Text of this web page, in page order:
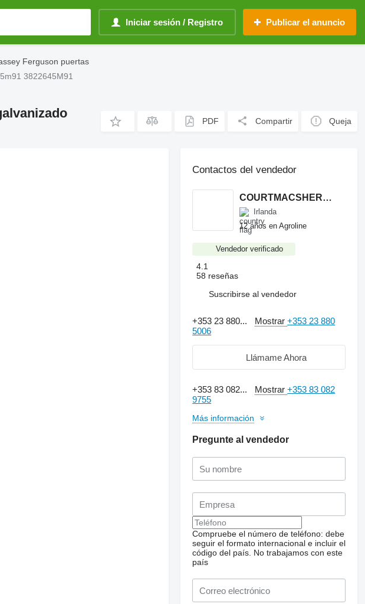
Iniciar sesión / Registro Publicar el anuncio
Ferguson puertas
3822645M91
PDF Compartir Queja
Contactos del vendedor
COURTMACSHERRY MACHINERY LTD
Irlanda
12 años en Agroline
Vendedor verificado
4.1
58 reseñas
Suscribirse al vendedor
+353 23 880... Mostrar+353 23 880
5006
Llámame Ahora
+353 83 082... Mostrar+353 83 082
9755
Más información
Pregunte al vendedor
Compruebe el número de teléfono: debe
seguir el formato internacional e incluir el
código del país. No trabajamos con este
país